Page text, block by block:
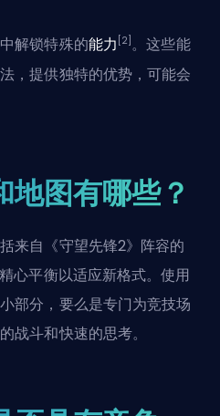
解锁特殊的能力 [2] 。这些能
，提供独特的优势，可能会
图有哪些？
来自《守望先锋2》阵容的
心平衡以适应新格式。使用
部分，要么是专门为竞技场
战斗和快速的思考。